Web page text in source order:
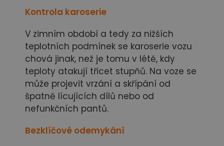
Kontrola karoserie
V zimním období a tedy za nižších
teplotních podmínek se karoserie vozu
chová jinak, než je tomu v létě, kdy
teploty atakují třicet stupňů. Na voze se
může projevit vrzání a skřípání od
špatně lícujících dílů nebo od
nefunkčních pantů.
Bezklíčové odemykání